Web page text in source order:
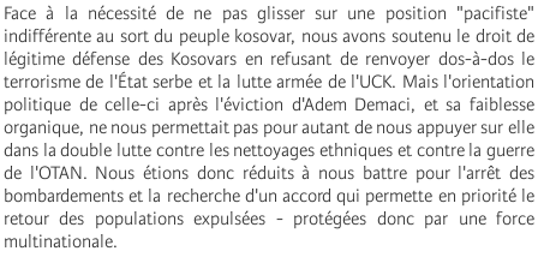
Face à la nécessité de ne pas glisser sur une position "pacifiste"
indifférente au sort du peuple kosovar, nous avons soutenu le droit de
légitime défense des Kosovars en refusant de renvoyer dos-à-dos le
terrorisme de l'État serbe et la lutte armée de l'UCK. Mais l'orientation
politique de celle-ci après l'éviction d'Adem Demaci, et sa faiblesse
organique, ne nous permettait pas pour autant de nous appuyer sur elle
dans la double lutte contre les nettoyages ethniques et contre la guerre
de l'OTAN. Nous étions donc réduits à nous battre pour l'arrêt des
bombardements et la recherche d'un accord qui permette en priorité le
retour des populations expulsées - protégées donc par une force
multinationale.